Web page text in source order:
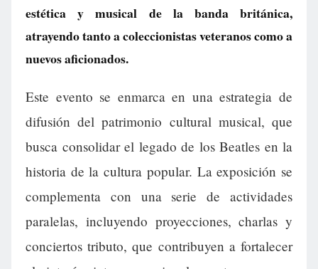
estética y musical de la banda británica,
atrayendo tanto a coleccionistas veteranos como a
nuevos aficionados.
Este evento se enmarca en una estrategia de
difusión del patrimonio cultural musical, que
busca consolidar el legado de los Beatles en la
historia de la cultura popular. La exposición se
complementa con una serie de actividades
paralelas, incluyendo proyecciones, charlas y
conciertos tributo, que contribuyen a fortalecer